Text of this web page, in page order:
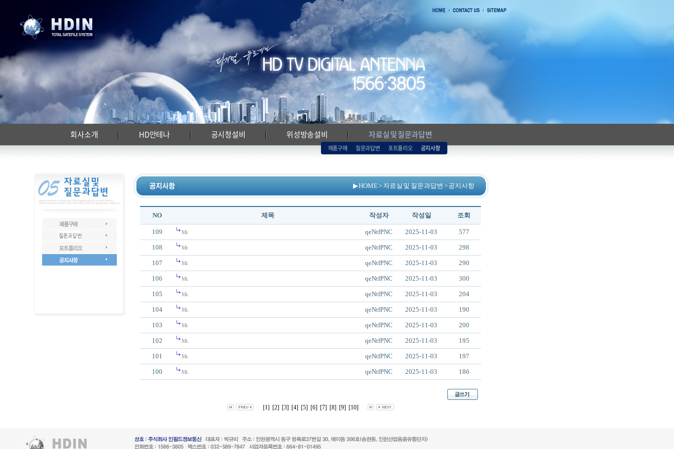
회사소개 HD안테나 공시청설비 위성방송설비 자료실 및 질문과답변
제품구매 질문과답변 포트폴리오 공지사항
▶ HOME > 자료실 및 질문과답변 > 공지사항
NO 제목 작성자 작성일 조회
109 Mr. qeNtfPNC 2025-11-03 577
108 Mr. qeNtfPNC 2025-11-03 298
107 Mr. qeNtfPNC 2025-11-03 290
106 Mr. qeNtfPNC 2025-11-03 300
105 Mr. qeNtfPNC 2025-11-03 204
104 Mr. qeNtfPNC 2025-11-03 190
103 Mr. qeNtfPNC 2025-11-03 200
102 Mr. qeNtfPNC 2025-11-03 195
101 Mr. qeNtfPNC 2025-11-03 197
100 Mr. qeNtfPNC 2025-11-03 186
[1] [2] [3] [4] [5] [6] [7] [8] [9] [10]